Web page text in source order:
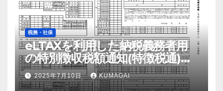
税務・社保
eLTAXを利用した納税義務者用
の特別徴収税額通知(特徴税通)の
配布および確認の流れ【令和7
年；2025年】
2025年7月10日 KUMAGAI